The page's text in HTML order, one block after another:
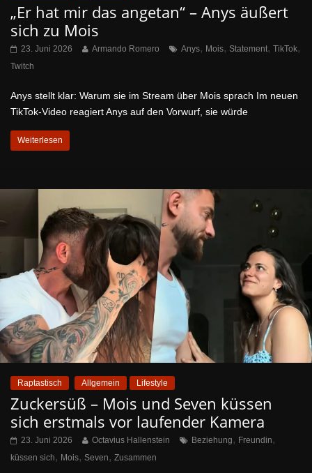
„Er hat mir das angetan“ – Anys äußert
sich zu Mois
23. Juni 2026 Armando Romero Anys, Mois, Statement, TikTok,
Twitch
Anys stellt klar: Warum sie im Stream über Mois sprach Im neuen
TikTok-Video reagiert Anys auf den Vorwurf, sie würde
Weiterlesen
Raptastisch Allgemein Lifestyle
Zuckersüß – Mois und Seven küssen
sich erstmals vor laufender Kamera
23. Juni 2026 Octavius Hallenstein Beziehung, Freundin,
küssen sich, Mois, Seven, Zusammen